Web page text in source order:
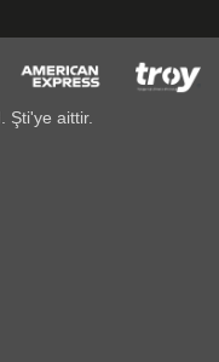
Şti'ye aittir.